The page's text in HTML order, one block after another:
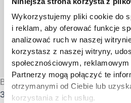
Wykorzystujemy pliki cookie do
i reklam, aby oferować funkcje
analizować ruch w naszej
korzystasz z naszej witryny,
społecznościowym,
Partnerzy mogą połączyć te
otrzymanymi od Ciebie lub
korzystania z ich usług.
Białko serwatkowe cAMP z
349,00 zł